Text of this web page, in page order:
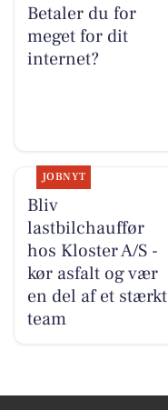
Betaler du for
meget for dit
internet?
JOBNYT
Bliv
lastbilchauffør
hos Kloster A/S -
kør asfalt og vær
en del af et stærkt
team